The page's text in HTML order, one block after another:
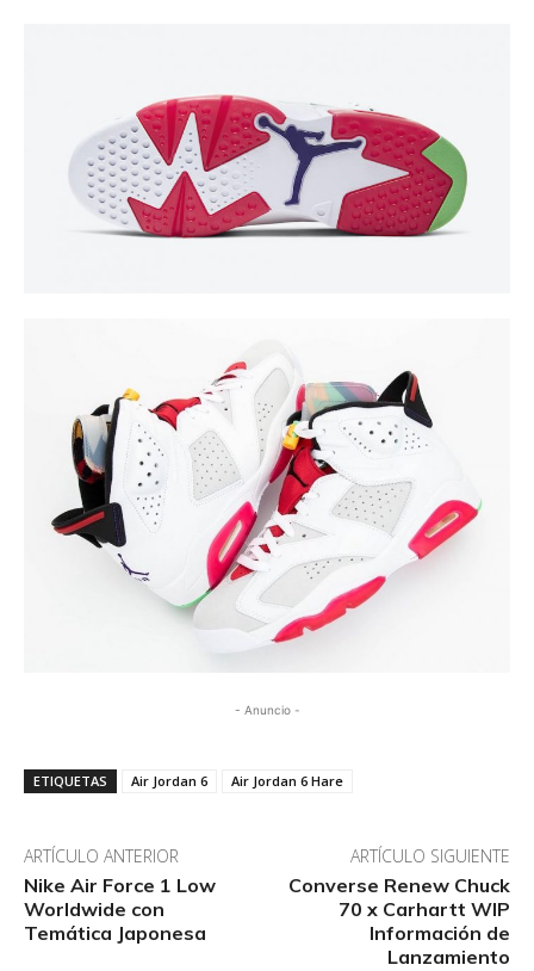
- Anuncio -
ETIQUETAS Air Jordan 6 Air Jordan 6 Hare
ARTÍCULO ANTERIOR
Nike Air Force 1 Low
Worldwide con
Temática Japonesa
ARTÍCULO SIGUIENTE
Converse Renew Chuck
70 x Carhartt WIP
Información de
Lanzamiento